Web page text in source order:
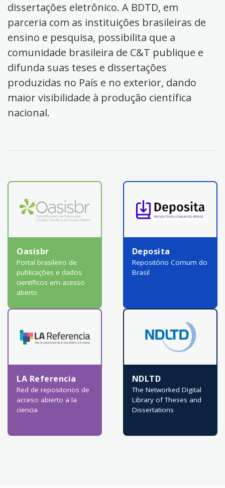
dissertações eletrônico. A BDTD, em
parceria com as instituições brasileiras de
ensino e pesquisa, possibilita que a
comunidade brasileira de C&T publique e
difunda suas teses e dissertações
produzidas no País e no exterior, dando
maior visibilidade à produção científica
nacional.
Oasisbr
Portal brasileiro de
publicações e dados
científicos em acesso
aberto
Deposita
Repositório Comum do
Brasil
LA Referencia
Red de repositorios de
acceso abierto a la
ciencia
NDLTD
The Networked Digital
Library of Theses and
Dissertations